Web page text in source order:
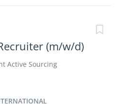
(m/w/d)
Active Sourcing